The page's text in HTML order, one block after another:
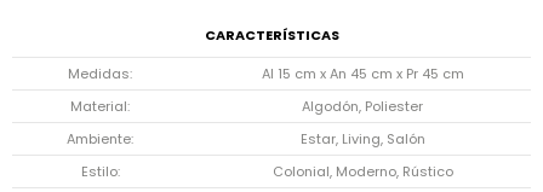
CARACTERÍSTICAS
Medidas
Al 15 cm x An 45 cm x Pr 45 cm
Material
Algodón, Poliester
Ambiente
Estar, Living, Salón
Estilo
Colonial, Moderno, Rústico